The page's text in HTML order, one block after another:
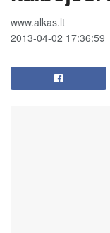
www.alkas.lt
2013-04-02 17:36:59